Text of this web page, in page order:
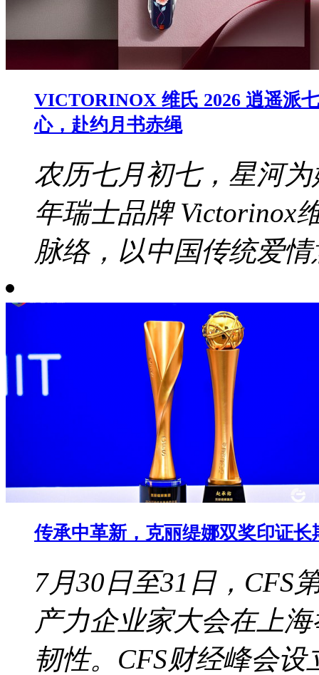
VICTORINOX 维氏 2026 逍遥派
心，赴约月书赤绳
农历七月初七，星河
年瑞士品牌 Victorinox
脉络，以中国传统爱情
传承中革新，克丽缇娜双奖印证长
7月30日至31日，CFS
产力企业家大会在上
韧性。CFS财经峰会设